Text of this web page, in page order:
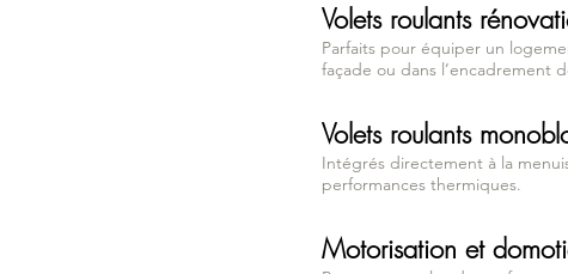
Volets roulants
Parfaits pour équiper un
façade ou dans l’encadrement
Volets roulants
Intégrés directement à la
performances thermiques.
Motorisation et